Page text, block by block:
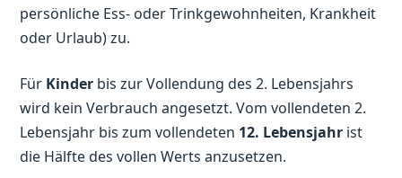
persönliche Ess- oder Trinkgewohnheiten, Krankheit
oder Urlaub) zu.
Für Kinder bis zur Vollendung des 2. Lebensjahrs
wird kein Verbrauch angesetzt. Vom vollendeten 2.
Lebensjahr bis zum vollendeten 12. Lebensjahr ist
die Hälfte des vollen Werts anzusetzen.